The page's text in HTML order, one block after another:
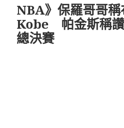
NBA》保羅哥哥
Kobe 帕金斯稱
總決賽